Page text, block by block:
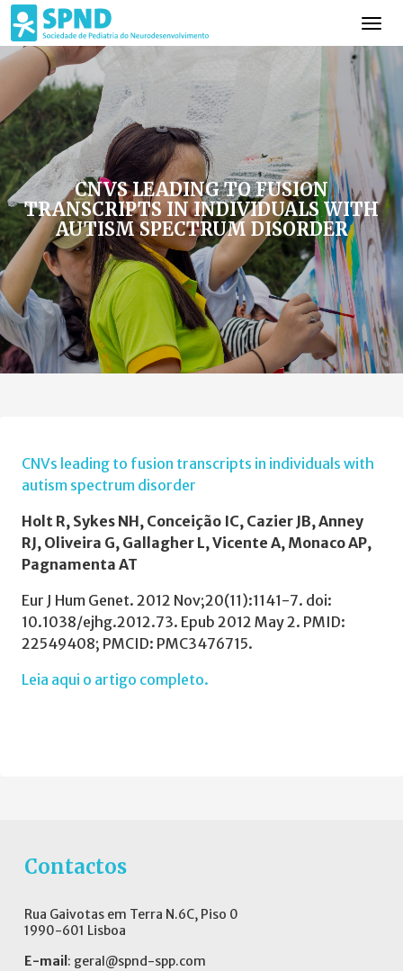
CNVS LEADING TO FUSION
TRANSCRIPTS IN INDIVIDUALS WITH
AUTISM SPECTRUM DISORDER
CNVs leading to fusion transcripts in individuals with
autism spectrum disorder
Holt R, Sykes NH, Conceição IC, Cazier JB, Anney
RJ, Oliveira G, Gallagher L, Vicente A, Monaco AP,
Pagnamenta AT
Eur J Hum Genet. 2012 Nov;20(11):1141-7. doi:
10.1038/ejhg.2012.73. Epub 2012 May 2. PMID:
22549408; PMCID: PMC3476715.
Leia aqui o artigo completo.
Contactos
Rua Gaivotas em Terra N.6C, Piso 0
1990-601 Lisboa
E-mail : geral@spnd-spp.com